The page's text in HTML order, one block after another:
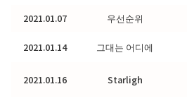
2021.01.07 우선순위
2021.01.14 그대는 어디에
2021.01.16 Starligh